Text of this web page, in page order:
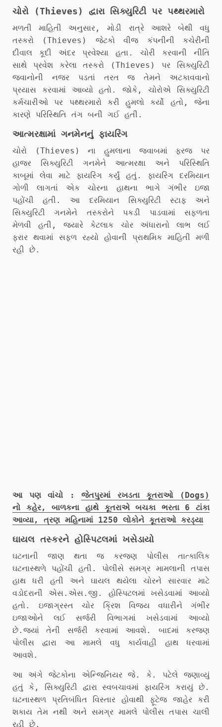
ચોરો (Thieves) દ્વારા સિક્યુરિટી પર પથ્થરમારો
મળતી માહિતી અનુસાર, મોડી રાત્રે આશરે બેથી વધુ
તસ્કરો (Thieves) જેટકો વીજ કંપનીની કચેરીની
દીવાલ કૂદી અંદર પ્રવેશ્યા હતા. ચોરી કરવાની નીતિ
સાથે પ્રવેશ કરેલા તસ્કરો (Thieves) પર સિક્યુરિટી
જવાનોની નજર પડતાં તરત જ તેમને અટકાવવાનો
પ્રયાસ કરવામાં આવ્યો હતો. જોકે, ચોરોએ સિક્યુરિટી
કર્મચારીઓ પર પથ્થરમારો કરી હુમલો કર્યો હતો, જેના
કારણે પરિસ્થિતિ તંગ બની ગઈ હતી.
આત્મરક્ષામાં ગનમેનનું ફાયરિંગ
ચોરો (Thieves) ના હુમલાના જવાબમાં ફરજ પર
હાજર સિક્યુરિટી ગનમેને આત્મરક્ષા અને પરિસ્થિતિ
કાબૂમાં લેવા માટે ફાયરિંગ કર્યું હતું. ફાયરિંગ દરમિયાન
ગોળી લાગતાં એક ચોરના હાથના ભાગે ગંભીર ઇજા
પહોંચી હતી. આ દરમિયાન સિક્યુરિટી સ્ટાફ અને
સિક્યુરિટી ગનમેને તસ્કરોને પકડી પાડવામાં સફળતા
મેળવી હતી, જ્યારે કેટલાક ચોર અંધારાનો લાભ લઈ
ફરાર થવામાં સફળ રહ્યો હોવાની પ્રાથમિક માહિતી મળી
રહી છે.
આ પણ વાંચો :જેતપુરમાં રખડતા કૂતરાઓ (Dogs)
નો કહેર, બાળકના હાથે કૂતરાએ બચકા ભરતા 6 ટાંકા
આવ્યા, ત્રણ મહિનામાં 1250 લોકોને કૂતરાઓ કરડ્યા
ઘાયલ તસ્કરને હોસ્પિટલમાં ખસેડાયો
ઘટનાની જાણ થતા જ કરજણ પોલીસ તાત્કાલિક
ઘટનાસ્થળે પહોંચી હતી. પોલીસે સમગ્ર મામલાની તપાસ
હાથ ધરી હતી અને ઘાયલ થયેલા ચોરને સારવાર માટે
વડોદરાની એસ.એસ.જી. હોસ્પિટલમાં ખસેડવામાં આવ્યો
હતો. ઇજાગ્રસ્ત ચોર ક્રિશ વિજય વધારીને ગંભીર
ઇજાઓને લઈ સર્જરી વિભાગમાં ખસેડવામાં આવ્યો
છે.જ્યાં તેની સર્જરી કરવામાં આવશે. બાદમાં કરજણ
પોલીસ દ્વારા આ મામલે વધુ કાર્યવાહી હાથ ધરવામાં
આવશે.
આ અંગે જેટકોના એન્જિનિયર જે. કે. પટેલે જણાવ્યું
હતું કે, સિક્યુરિટી દ્વારા સ્વબચાવમાં ફાયરિંગ કરાયું છે.
ઘટનાસ્થળ પ્રતિબંધિત વિસ્તાર હોવાથી ફૂટેજ જાહેર કરી
શકાય તેમ નથી અને સમગ્ર મામલે પોલીસ તપાસ ચાલી
રહી છે.